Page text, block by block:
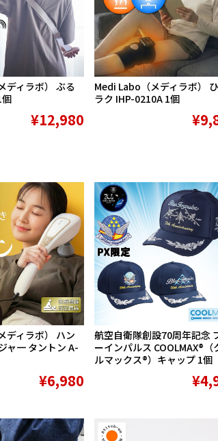
ディラボ） ぶる
個
¥12,980
Medi Labo（メディラボ）
ラク IHP-0210A 1個
ディラボ） ハン
ャ一 タントン A-
¥6,980
航空自衛隊創設70周年記念
ーインパルス COOLMAX®（
ルマックス®）キャップ 1個